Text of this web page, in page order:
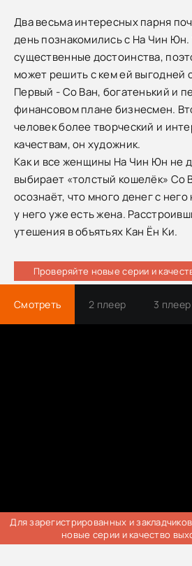
Два весьма интересных парня
день познакомились с На Чин Юн.
существенные достоинства,
может решить с кем ей выгодней
Первый - Со Ван, богатенький и
финансовом плане бизнесмен.
человек более творческий и
качествам, он художник.
Как и все женщины На Чин Юн не
выбирает «толстый кошелёк» Со
осознаёт, что много денег с него
у него уже есть жена.
утешения в объятьях Кан Ён Ки.
Проверяйте новые серии и
Смотреть 2 плеер 3 плеер
Для зарегистрированных и
новые серии и качество